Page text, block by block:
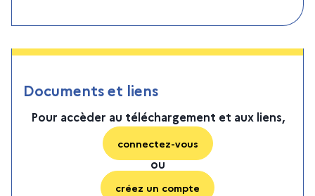
Documents et liens
Pour accèder au téléchargement et aux liens,
connectez-vous
ou
créez un compte